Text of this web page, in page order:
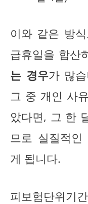
이와 같은 방
급휴일을 합산
는 경우가 많
그 중 개인 사
았다면, 그 한
므로 실질적인
게 됩니다.
피보험단위기